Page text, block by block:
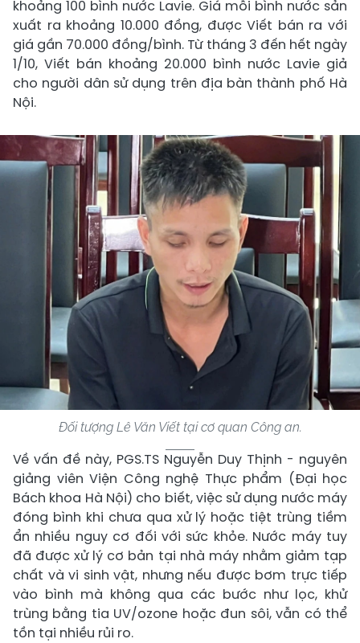
khoảng 100 bình nước Lavie. Giá mỗi bình nước sản
xuất ra khoảng 10.000 đồng, được Viết bán ra với
giá gần 70.000 đồng/bình. Từ tháng 3 đến hết ngày
1/10, Viết bán khoảng 20.000 bình nước Lavie giả
cho người dân sử dụng trên địa bàn thành phố Hà
Nội.
Đối tượng Lê Văn Viết tại cơ quan Công an.
Về vấn đề này, PGS.TS Nguyễn Duy Thịnh - nguyên
giảng viên Viện Công nghệ Thực phẩm (Đại học
Bách khoa Hà Nội) cho biết, việc sử dụng nước máy
đóng bình khi chưa qua xử lý hoặc tiệt trùng tiềm
ẩn nhiều nguy cơ đối với sức khỏe. Nước máy tuy
đã được xử lý cơ bản tại nhà máy nhằm giảm tạp
chất và vi sinh vật, nhưng nếu được bơm trực tiếp
vào bình mà không qua các bước như lọc, khử
trùng bằng tia UV/ozone hoặc đun sôi, vẫn có thể
tồn tại nhiều rủi ro.